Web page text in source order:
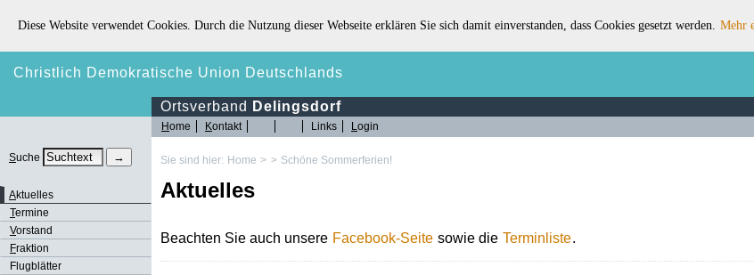
Diese Website verwendet Cookies. Durch die Nutzung dieser Webseite erklären Sie sich damit einverstanden, dass Cookies gesetzt werden. Mehr
Christlich Demokratische Union Deutschlands
Ortsverband Delingsdorf
Suche
Aktuelles
Termine
Vorstand
Fraktion
Flugblätter
Home Kontakt Links Login
Sie sind hier: Home > > Schöne Sommerferien!
Aktuelles
Beachten Sie auch unsere Facebook-Seite sowie die Terminliste.